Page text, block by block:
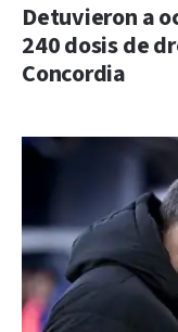
Detuvieron a
240 dosis de
Concordia